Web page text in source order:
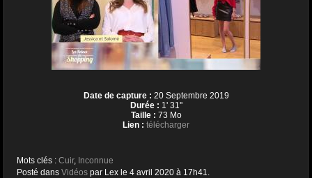
Date de capture : 20 Septembre 2019
Durée : 1' 31''
Taille : 73 Mo
Lien : télécharger
Mots clés : Cuir, Inconnue
Posté dans Vidéos par Lex le 4 avril 2020 à 17h41.